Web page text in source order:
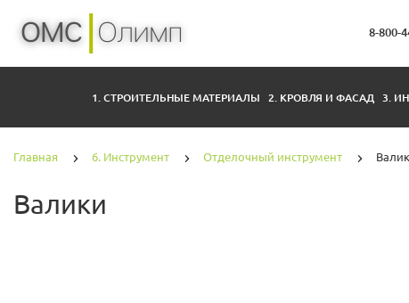
8-800-
1. СТРОИТЕЛЬНЫЕ МАТЕРИАЛЫ 2. КРОВЛЯ И ФАСАД 3.
Главная 6. Инструмент Отделочный инструмент
Валики